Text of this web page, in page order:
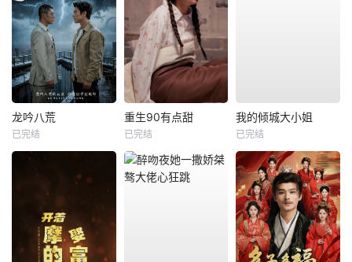
龙吟八荒
已完结
重生90有点甜
已完结
我的倾城大小姐
已完结